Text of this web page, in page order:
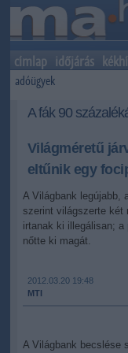
címlap időjárás
adóügyek
A fák 90
Világméretű
eltűnik egy
A Világbank legújabb,
szerint világszerte két
irtanak ki illegálisan; a
nőtte ki magát.
2012.03.20 19:48
MTI
A Világbank becslése